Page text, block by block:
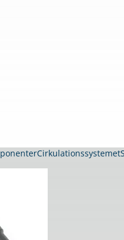
Cirkulationssystemet